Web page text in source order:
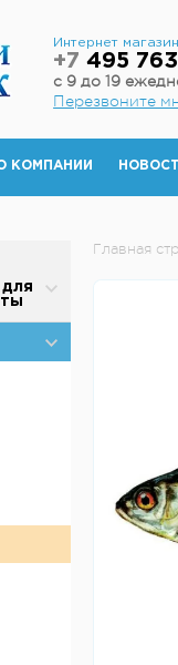
Интернет магазин
+7 495
с 9 до 19
Перезвоните
КОМПАНИИ
Главная